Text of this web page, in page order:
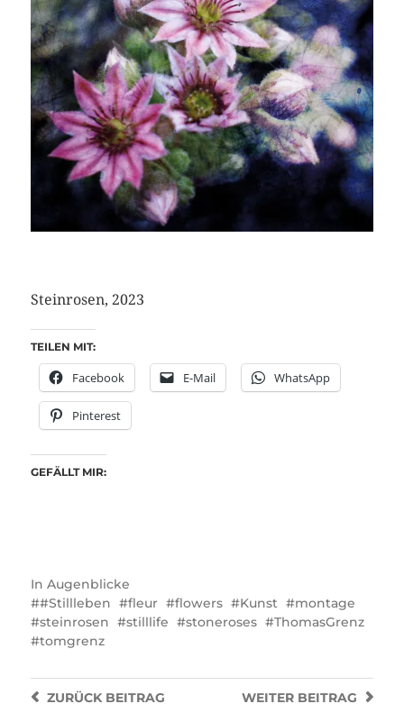
Steinrosen, 2023
TEILEN MIT:
Facebook E-Mail WhatsApp
Pinterest
GEFÄLLT MIR:
In Augenblicke
#Stillleben
fleur flowers Kunst
montage
steinrosen
stilllife stoneroses
ThomasGrenz
tomgrenz
WEITER BEITRAG
ZURÜCKBEITRAG